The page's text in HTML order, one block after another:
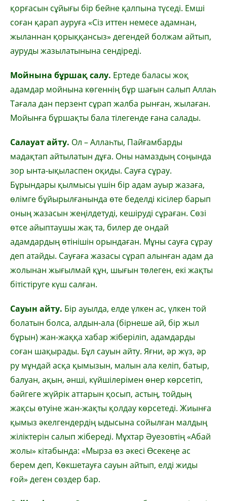
қорғасын сұйығы бір бейне қалпына түседі. Емші
соған қарап ауруға «Сіз иттен немесе адамнан,
жыланнан қорыққансыз» дегендей болжам айтып,
ауруды жазылатынына сендіреді.
Мойнына бұршақ салу. Ертеде баласы жоқ
адамдар мойнына көгеннің бұр шағын салып Аллаһ
Тағала дан перзент сұрап жалба рынған, жылаған.
Мойынға бұршақты бала тілегенде ғана салады.
Салауат айту. Ол – Аллаһты, Пайғамбарды
мадақтап айтылатын дұға. Оны намаздың соңында
зор ынта-ықыласпен оқиды. Сауға сұрау.
Бұрындары қылмысы үшін бір адам ауыр жазаға,
өлімге бұйырылғанында өте беделді кісілер барып
оның жазасын жеңілдетуді, кешіруді сұраған. Сөзі
өтсе айыптаушы жақ та, билер де ондай
адамдардың өтінішін орындаған. Мұны сауға сұрау
деп атайды. Сауғаға жазасы сұрап алынған адам да
жолынан жығылмай құн, шығын төлеген, екі жақты
бітістіруге күш салған.
Сауын айту. Бір ауылда, елде үлкен ас, үлкен той
болатын болса, алдын-ала (бірнеше ай, бір жыл
бұрын) жан-жаққа хабар жіберіліп, адамдарды
соған шақырады. Бұл сауын айту. Яғни, әр жүз, әр
ру мұндай асқа қымызын, малын ала келіп, батыр,
балуан, ақын, әнші, күйшілерімен өнер көрсетіп,
бәйгеге жүйрік аттарын қосып, астың, тойдың
жақсы өтуіне жан-жақты қолдау көрсетеді. Жиынға
қымыз әкелгендердің ыдысына сойылған малдың
жіліктерін салып жібереді. Мұхтар Әуезовтің «Абай
жолы» кітабында: «Мырза өз әкесі Өсекеңе ас
берем деп, Көкшетауға сауын айтып, елді жиды
ғой» деген сөздер бар.